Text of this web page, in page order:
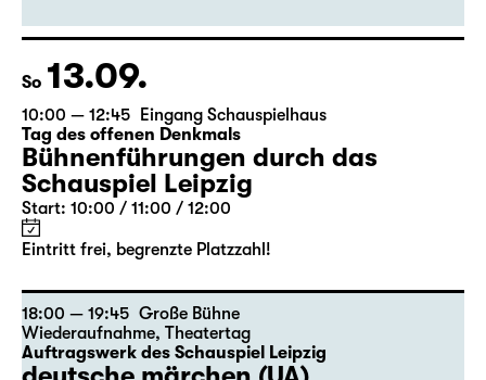
von Maria Milisavljević
Karten
So 13.09.
10:00 — 12:45
Eingang Schauspielhaus
Tag des offenen Denkmals
Bühnenführungen durch das
Schauspiel Leipzig
Start: 10:00 / 11:00 / 12:00
Eintritt frei, begrenzte Platzzahl!